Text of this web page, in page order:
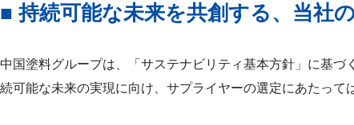
■ 持続可能な未来を共創する、当社
中国塗料グループは、「サステナビリティ基本方針」に基
続可能な未来の実現に向け、サプライヤーの選定にあたって